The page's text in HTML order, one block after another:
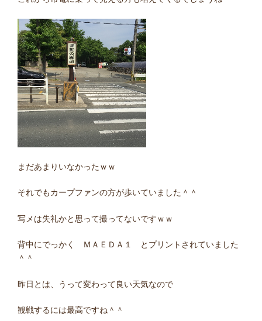
まだあまりいなかったｗｗ
それでもカープファンの方が歩いていました＾＾
写メは失礼かと思って撮ってないですｗｗ
背中にでっかく ＭＡＥＤＡ１ とプリントされていました
＾＾
昨日とは、うって変わって良い天気なので
観戦するには最高ですね＾＾